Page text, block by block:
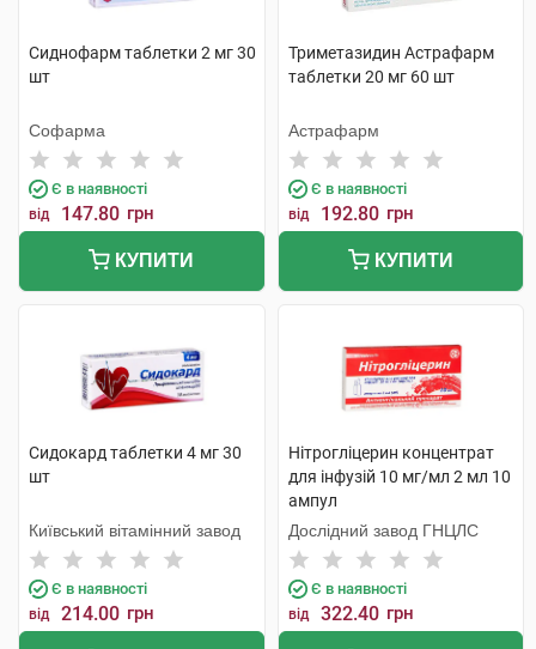
Сиднофарм таблетки 2 мг 30
шт
Софарма
Є в наявності
від 147.80 грн
КУПИТИ
Триметазидин Астрафарм
таблетки 20 мг 60 шт
Астрафарм
Є в наявності
від 192.80 грн
КУПИТИ
Сидокард таблетки 4 мг 30
шт
Київський вітамінний завод
Є в наявності
від 214.00 грн
Нітрогліцерин концентрат
для інфузій 10 мг/мл 2 мл 10
ампул
Дослідний завод ГНЦЛС
Є в наявності
від 322.40 грн